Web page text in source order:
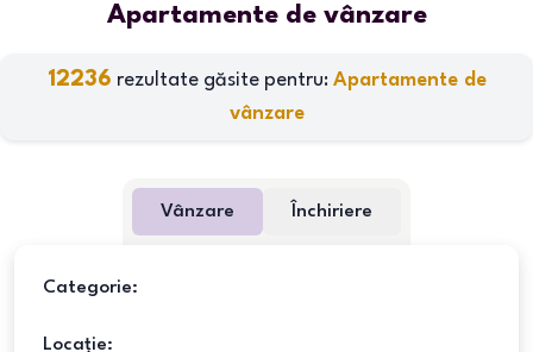
Apartamente de vânzare
12236 rezultate găsite pentru: Apartamente de
vânzare
Vânzare Închiriere
Categorie:
Locație: